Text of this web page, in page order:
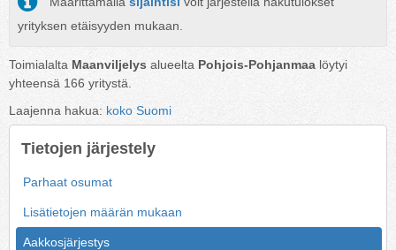
yrityksen etäisyyden mukaan.
Toimialalta Maanviljelys alueelta Pohjois-Pohjanmaa löytyi
yhteensä 166 yritystä.
Laajenna hakua: koko Suomi
Tietojen järjestely
Parhaat osumat
Lisätietojen määrän mukaan
Aakkosjärjestys